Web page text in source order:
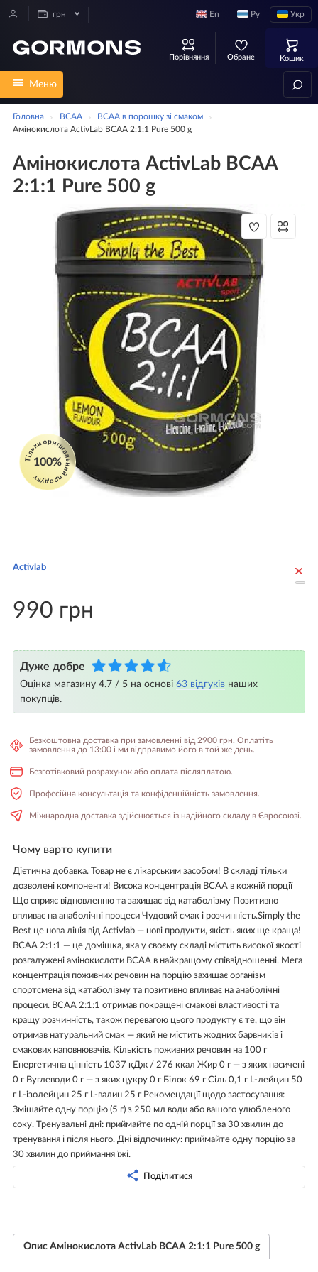
грн Укр
Ру
En
Порівняння Обране Кошик
Меню
Головна BCAA
ВСАА в порошку зі смаком
Амінокислота ActivLab BCAA 2:1:1 Pure 500 g
Амінокислота ActivLab BCAA
2:1:1 Pure 500 g
Тільки оригінальний продукт
100%
Activlab
990 грн
Дуже добре
Оцінка магазину 4.7 / 5 на основі 63 відгуків наших
покупців.
Безкоштовна доставка при замовленні від 2900 грн. Оплатіть
замовлення до 13:00 і ми відправимо його в той же день.
Безготівковий розрахунок або оплата післяплатою.
Професійна консультація та конфіденційність замовлення.
Міжнародна доставка здійснюється із надійного складу в Євросоюзі.
Чому варто купити
Дієтична добавка. Товар не є лікарським засобом! В складі тільки
дозволені компоненти! Висока концентрація BCAA в кожній порції
Що сприяє відновленню та захищає від катаболізму Позитивно
впливає на анаболічні процеси Чудовий смак і розчинність. ​Simply the
Best це нова лінія від Activlab — нові продукти, якість яких ще краща!
BCAA 2:1:1 — це домішка, яка у своєму складі містить високої якості
розгалужені амінокислоти BCAA в найкращому співвідношенні. Мега
концентрація поживних речовин на порцію захищає організм
спортсмена від катаболізму та позитивно впливає на анаболічні
процеси. BCAA 2:1:1 отримав покращені смакові властивості та
кращу розчинність, також перевагою цього продукту є те, що він
отримав натуральний смак — який не містить жодних барвників і
смакових наповнювачів. Кількість поживних речовин на 100 г
Енергетична цінність 1037 кДж / 276 ккал Жир 0 г — з яких насичені
0 г Вуглеводи 0 г — з яких цукру 0 г Білок 69 г Сіль 0,1 г L-лейцин 50
г L-ізолейцин 25 г L-валин 25 г Рекомендації щодо застосування:
Змішайте одну порцію (5 г) з 250 мл води або вашого улюбленого
соку. Тренувальні дні: приймайте по одній порції за 30 хвилин до
тренування і після нього. Дні відпочинку: приймайте одну порцію за
30 хвилин до приймання їжі.
Поділитися
Опис Амінокислота ActivLab BCAA 2:1:1 Pure 500 g